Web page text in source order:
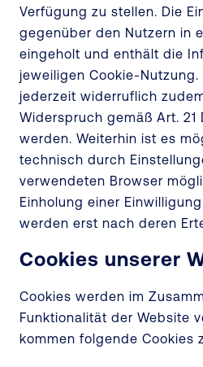
Verfügung zu stellen. Die
gegenüber den Nutzern in
eingeholt und enthält die
jeweiligen Cookie-
jederzeit widerruflich
Widerspruch gemäß Art. 21
werden. Weiterhin ist es
technisch durch
verwendeten Browser
Einholung einer
werden erst nach deren
Cookies unserer
Cookies werden im
Funktionalität der Website
kommen folgende Cookies